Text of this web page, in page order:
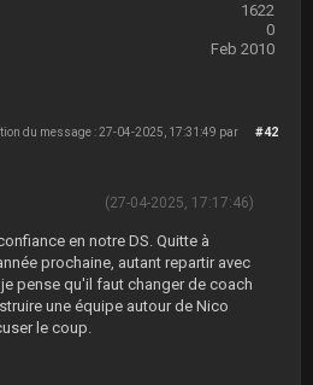
1622
0
Feb 2010
#42
du message : 27-04-2025, 17:31:49 par
(27-04-2025, 17:17:46)
en notre DS. Quitte à
prochaine, autant repartir avec
pense qu'il faut changer de coach
une équipe autour de Nico
le coup.